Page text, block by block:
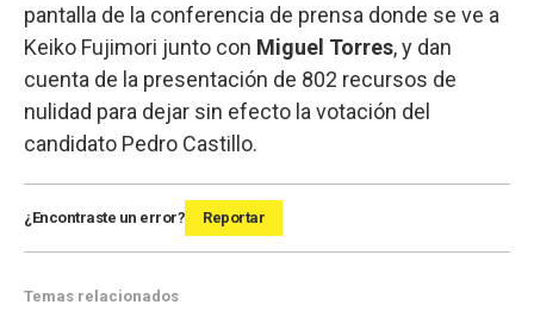
pantalla de la conferencia de prensa donde se ve a
Keiko Fujimori junto con Miguel Torres, y dan
cuenta de la presentación de 802 recursos de
nulidad para dejar sin efecto la votación del
candidato Pedro Castillo.
¿Encontraste un error? Reportar
Temas relacionados